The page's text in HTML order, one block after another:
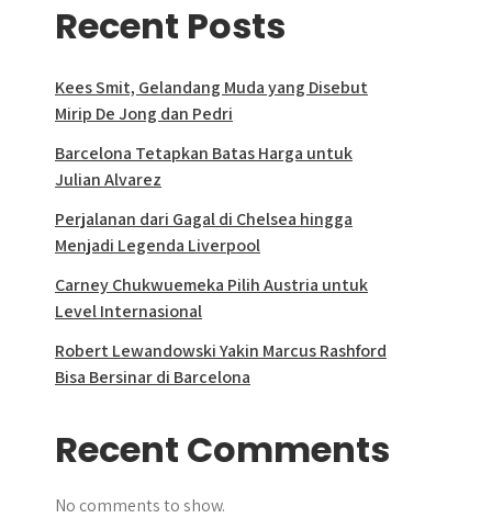
Recent Posts
Kees Smit, Gelandang Muda yang Disebut
Mirip De Jong dan Pedri
Barcelona Tetapkan Batas Harga untuk
Julian Alvarez
Perjalanan dari Gagal di Chelsea hingga
Menjadi Legenda Liverpool
Carney Chukwuemeka Pilih Austria untuk
Level Internasional
Robert Lewandowski Yakin Marcus Rashford
Bisa Bersinar di Barcelona
Recent Comments
No comments to show.